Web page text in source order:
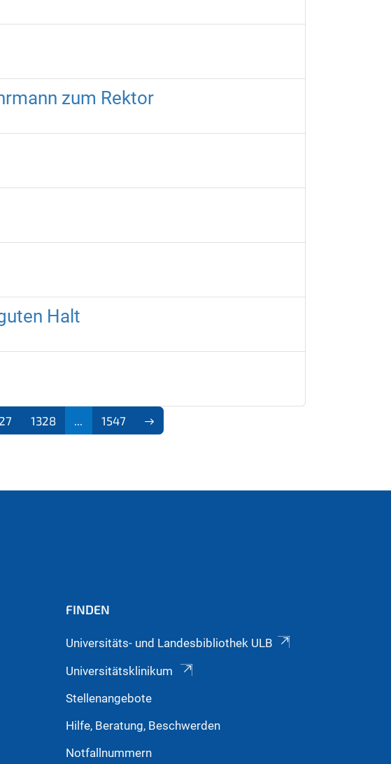
zum Rektor
Halt
1328 1547
FINDEN
Universitäts- und Landesbibliothek ULB
Universitätsklinikum
Stellenangebote
Hilfe, Beratung, Beschwerden
Notfallnummern